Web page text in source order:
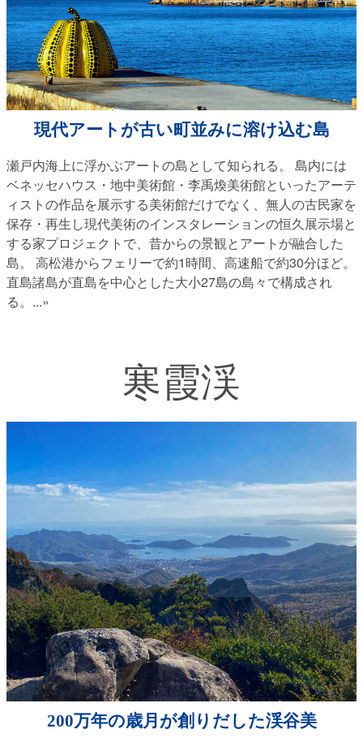
現代アートが古い町並みに溶け込む島
瀬戸内海上に浮かぶアートの島として知られる。 島内には
ベネッセハウス・地中美術館・李禹煥美術館といったアーテ
ィストの作品を展示する美術館だけでなく、無人の古民家を
保存・再生し現代美術のインスタレーションの恒久展示場と
する家プロジェクトで、昔からの景観とアートが融合した
島。 高松港からフェリーで約1時間、高速船で約30分ほど。
直島諸島が直島を中心とした大小27島の島々で構成され
る。 ...»
寒霞渓
200万年の歳月が創りだした渓谷美